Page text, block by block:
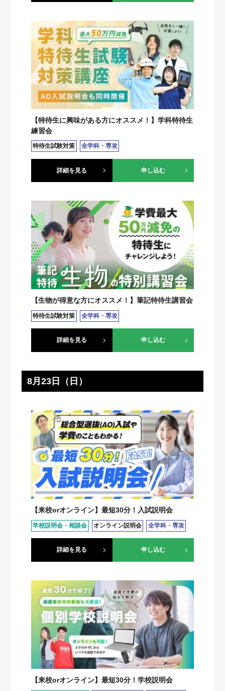
【特待生に興味がある方にオススメ！】学科特待生
練習会
特待生試験対策 全学科・専攻
詳細を見る 申し込む
【生物が得意な方にオススメ！】筆記特待生講習会
特待生試験対策 全学科・専攻
詳細を見る 申し込む
8月23日（日）
【来校orオンライン】最短30分！入試説明会
学校説明会・相談会 オンライン説明会 全学科・専攻
詳細を見る 申し込む
【来校orオンライン】最短30分！学校説明会